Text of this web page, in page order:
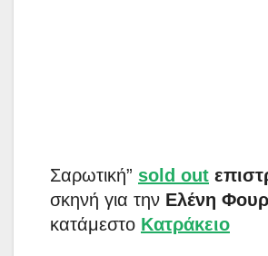
Σαρωτική” sold out
σκηνή για την Ελένη
κατάμεστο Κατράκειο